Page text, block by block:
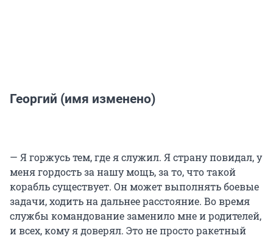
Георгий (имя изменено)
— Я горжусь тем, где я служил. Я страну повидал, у
меня гордость за нашу мощь, за то, что такой
корабль существует. Он может выполнять боевые
задачи, ходить на дальнее расстояние. Во время
службы командование заменило мне и родителей,
и всех, кому я доверял. Это не просто ракетный